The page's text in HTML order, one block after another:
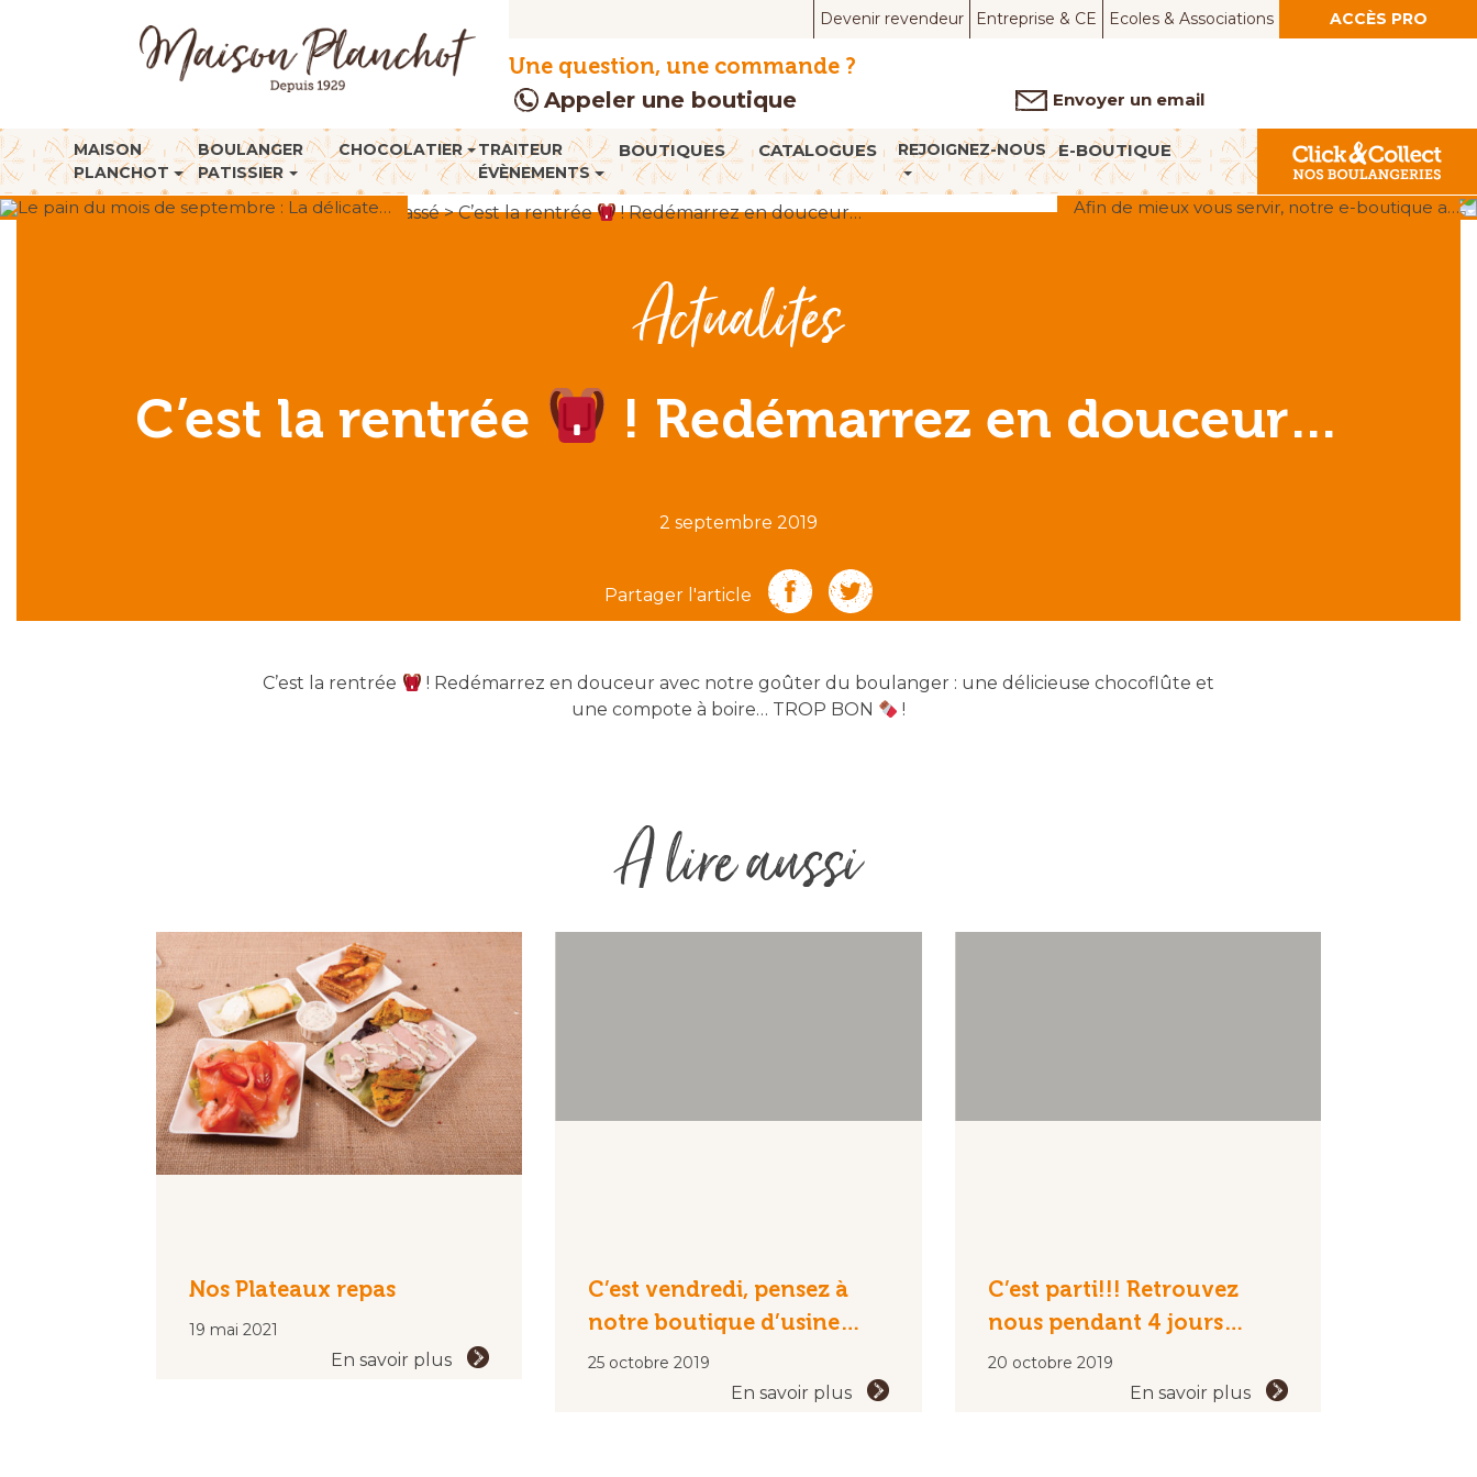
Devenir revendeur Entreprise & CE Ecoles & Associations ACCÈS PRO
Une question, une commande ?
Appeler une boutique
Envoyer un email
MAISON
PLANCHOT
BOULANGER
PATISSIER
CHOCOLATIER
TRAITEUR
ÉVÈNEMENTS
BOUTIQUES CATALOGUES REJOIGNEZ-NOUS E-BOUTIQUE
Accueil > Non classé > C’est la rentrée ! Redémarrez en douceur…
Le pain du mois de septembre : La délicate… Afin de mieux vous servir, notre e-boutique a…
Actualités
C’est la rentrée ! Redémarrez en douceur…
2 septembre 2019
Partager l'article
C’est la rentrée
! Redémarrez en douceur avec notre goûter du boulanger : une délicieuse chocoflûte et
une compote à boire… TROP BON
!
A lire aussi
Nos Plateaux repas
19 mai 2021
En savoir plus
C’est vendredi, pensez à
notre boutique d’usine…
25 octobre 2019
En savoir plus
C’est parti!!! Retrouvez
nous pendant 4 jours…
20 octobre 2019
En savoir plus